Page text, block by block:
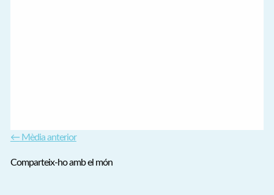
←Mèdia anterior
Comparteix-ho amb el món